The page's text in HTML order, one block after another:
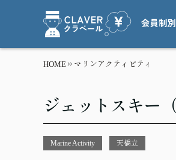
HOME マリンアクティビティ
ジェットスキー
Marine Activity 天橋立